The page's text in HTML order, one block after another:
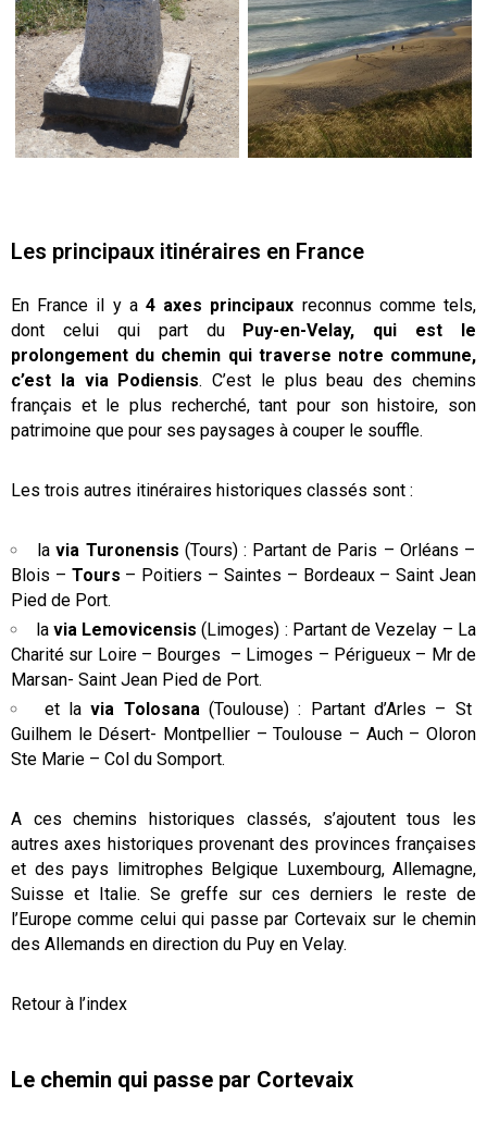
Les principaux itinéraires en France
En France il y a 4 axes principaux reconnus comme tels,
dont celui qui part du Puy-en-Velay, qui est le
prolongement du chemin qui traverse notre commune,
c’est la via Podiensis. C’est le plus beau des chemins
français et le plus recherché, tant pour son histoire, son
patrimoine que pour ses paysages à couper le souffle.
Les trois autres itinéraires historiques classés sont :
lavia Turonensis (Tours) : Partant de Paris – Orléans –
Blois – Tours – Poitiers – Saintes – Bordeaux – Saint Jean
Pied de Port.
la via Lemovicensis (Limoges) : Partant de Vezelay – La
Charité sur Loire – Bourges – Limoges – Périgueux – Mr de
Marsan- Saint Jean Pied de Port.
et lavia Tolosana(Toulouse) : Partant d’Arles – St
Guilhem le Désert- Montpellier – Toulouse – Auch – Oloron
Ste Marie – Col du Somport.
A ces chemins historiques classés, s’ajoutent tous les
autres axes historiques provenant des provinces françaises
et des pays limitrophes Belgique Luxembourg, Allemagne,
Suisse et Italie. Se greffe sur ces derniers le reste de
l’Europe comme celui qui passe par Cortevaix sur le chemin
des Allemands en direction du Puy en Velay.
Retour à l’index
Le chemin qui passe par Cortevaix